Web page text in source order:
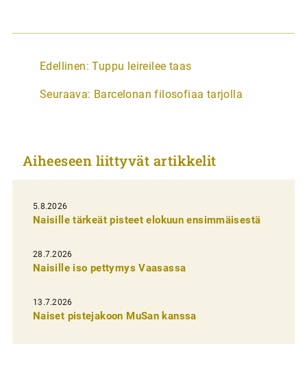
A
t
k
e
l
i
e
n
e
Edellinen: Tuppu leireilee taas
Seuraava: Barcelonan filosofiaa tarjolla
Aiheeseen liittyvät artikkelit
5.8.2026
Naisille tärkeät pisteet elokuun ensimmäisestä
28.7.2026
Naisille iso pettymys Vaasassa
13.7.2026
Naiset pistejakoon MuSan kanssa